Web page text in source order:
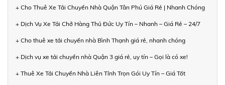
+ Cho Thuê Xe Tải Chuyển Nhà Quận Tân Phú Giá Rẻ | Nhanh Chóng
+ Dịch Vụ Xe Tải Chở Hàng Thủ Đức Uy Tín – Nhanh – Giá Rẻ – 24/7
+ Cho thuê xe tải chuyển nhà Bình Thạnh giá rẻ, nhanh chóng
+ Dịch vụ xe tải chuyển nhà Quận 3 giá rẻ, uy tín – Gọi là có xe!
+ Thuê Xe Tải Chuyển Nhà Liên Tỉnh Trọn Gói Uy Tín – Giá Tốt